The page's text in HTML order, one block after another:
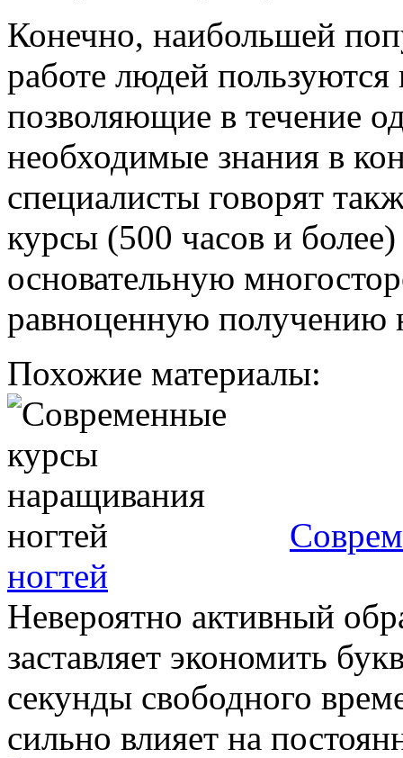
Конечно, наибольшей
работе людей
позволяющие в течение
необходимые знания в
специалисты говорят
курсы (500 часов и
основательную
равноценную получению
Похожие материалы:
ногтей
Невероятно активный
заставляет экономить
секунды свободного
сильно влияет на